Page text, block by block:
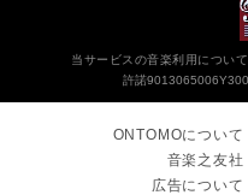
当サービスの音楽利用につい
許諾
ONTOMOについて
音楽之友社
広告について